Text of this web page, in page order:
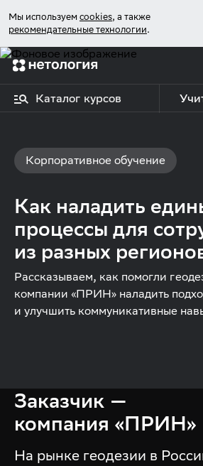
Мы используем cookies, а также
рекомендательные технологии.
Каталог курсов
Корпоративное обучение
Как наладить
процессы для
из разных
Рассказываем, как помогли
компании «ПРИН» наладить
и улучшить коммуникативные
Заказчик —
компания «ПРИН»
На рынке геодезии в